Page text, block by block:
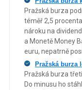
Pražská burza
téměř 2,5
nároku na
a Monetě Money
euru, nepatrně
Pražská burza
Pražská burza
Do minusu ho